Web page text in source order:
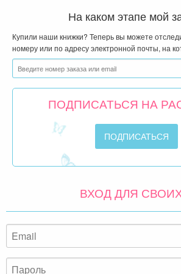
На каком этапе мой
Купили наши книжки? Теперь вы можете
номеру или по адресу электронной почты, на
ПОДПИСАТЬСЯ НА
ВХОД ДЛЯ